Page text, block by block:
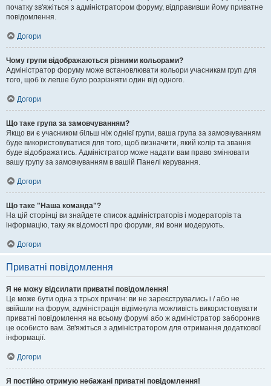
початку зв'яжіться з адміністратором форуму, відправивши йому приватне
повідомлення.
Догори
Чому групи відображаються різними кольорами?
Адміністратор форуму може встановлювати кольори учасникам груп для
того, щоб їх легше було розрізняти один від одного.
Догори
Що таке група за замовчуванням?
Якщо ви є учасником більш ніж однієї групи, ваша група за замовчуванням
буде використовуватися для того, щоб визначити, який колір та звання
буде відображатись. Адміністратор може надати вам право змінювати
вашу групу за замовчуванням в вашій Панелі керування.
Догори
Що таке "Наша команда"?
На цій сторінці ви знайдете список адміністраторів і модераторів та
інформацію, таку як відомості про форуми, які вони модерують.
Догори
Приватні повідомлення
Я не можу відсилати приватні повідомлення!
Це може бути одна з трьох причин: ви не зареєструвались і / або не
ввійшли на форум, адміністрація відімкнула можливість використовувати
приватні повідомлення на всьому форумі або ж адміністратор заборонив
це особисто вам. Зв'яжіться з адміністратором для отримання додаткової
інформації.
Догори
Я постійно отримую небажані приватні повідомлення!